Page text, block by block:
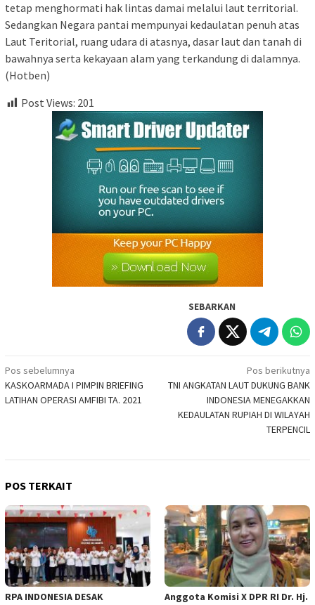
tetap menghormati hak lintas damai melalui laut territorial.
Sedangkan Negara pantai mempunyai kedaulatan penuh atas
Laut Teritorial, ruang udara di atasnya, dasar laut dan tanah di
bawahnya serta kekayaan alam yang terkandung di dalamnya.
(Hotben)
Post Views: 201
SEBARKAN
Navigasi
pos
Pos sebelumnya
KASKOARMADA I PIMPIN BRIEFING
LATIHAN OPERASI AMFIBI TA. 2021
Pos berikutnya
TNI ANGKATAN LAUT DUKUNG BANK
INDONESIA MENEGAKKAN
KEDAULATAN RUPIAH DI WILAYAH
TERPENCIL
POS TERKAIT
RPA INDONESIA DESAK
Anggota Komisi X DPR RI Dr. Hj.